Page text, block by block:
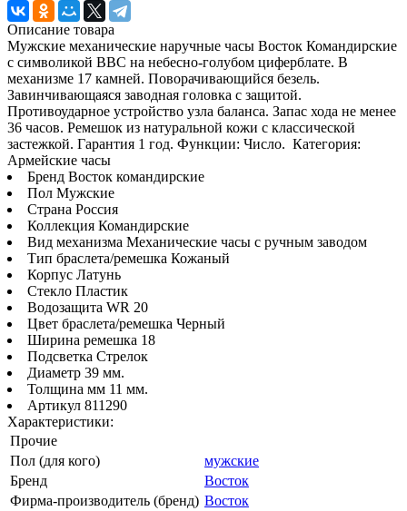
Описание товара
Мужские механические наручные часы Восток Командирские
с символикой ВВС на небесно-голубом циферблате. В
механизме 17 камней. Поворачивающийся безель.
Завинчивающаяся заводная головка с защитой.
Противоударное устройство узла баланса. Запас хода не менее
36 часов. Ремешок из натуральной кожи с классической
застежкой. Гарантия 1 год. Функции: Число. Категория:
Армейские часы
Бренд Восток командирские
Пол Мужские
Страна Россия
Коллекция Командирские
Вид механизма Механические часы с ручным заводом
Тип браслета/ремешка Кожаный
Корпус Латунь
Стекло Пластик
Водозащита WR 20
Цвет браслета/ремешка Черный
Ширина ремешка 18
Подсветка Стрелок
Диаметр 39 мм.
Толщина мм 11 мм.
Артикул 811290
Характеристики:
Прочие
Пол (для кого)
мужские
Бренд
Восток
Фирма-производитель (бренд) Восток